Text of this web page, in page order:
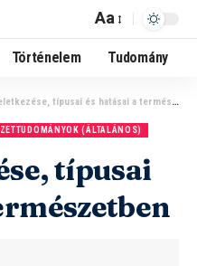
Aa
Történelem Tudomány
típusai és hatásai a természetben
(ÁLTALÁNOS)
típusai